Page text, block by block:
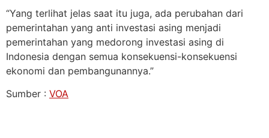
“Yang terlihat jelas saat itu juga, ada perubahan dari
pemerintahan yang anti investasi asing menjadi
pemerintahan yang medorong investasi asing di
Indonesia dengan semua konsekuensi-konsekuensi
ekonomi dan pembangunannya.”
Sumber : VOA